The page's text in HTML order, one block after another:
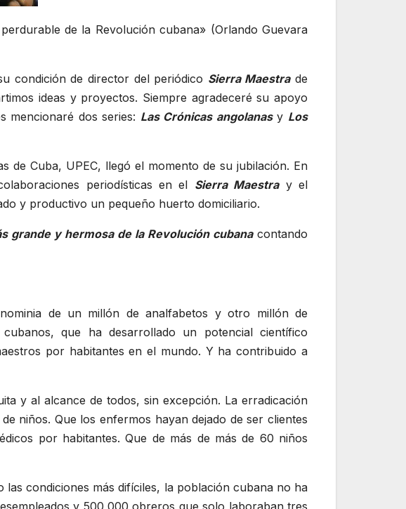
de la Revolución cubana» (Orlando Guevara
condición de director del periódico Sierra Maestrade
ideas y proyectos. Siempre agradeceré su apoyo
mencionaré dos series: Las Crónicas angolanasy Los
de Cuba, UPEC, llegó el momento de su jubilación. En
periodísticas en el Sierra Maestray el
y productivo un pequeño huerto domiciliario.
grande y hermosa de la Revolución cubanacontando
de un millón de analfabetos y otro millón de
que ha desarrollado un potencial científico
por habitantes en el mundo. Y ha contribuido a
y al alcance de todos, sin excepción. La erradicación
niños. Que los enfermos hayan dejado de ser clientes
por habitantes. Que de más de más de 60 niños
condiciones más difíciles, la población cubana no ha